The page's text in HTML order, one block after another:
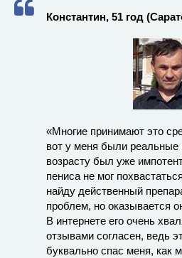
Константин, 51 год
«Многие принимают это
вот у меня были реальные
возрасту был уже
пениса не мог
найду действенный
проблем, но оказывается
В интернете его очень
отзывами согласен, ведь
буквально спас меня, как